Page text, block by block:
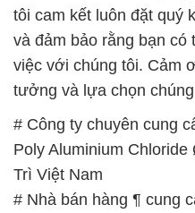
tôi cam kết luôn đặt quý
và đảm bảo rằng bạn có
việc với chúng tôi. Cảm
tưởng và lựa chọn
# Công ty chuyên cung
Poly Aluminium
Trì Việt Nam
# Nhà bán hàng ¶ cung